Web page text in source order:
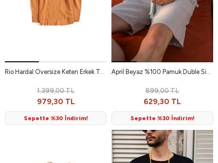
1.399,00 TL
979,30 TL
Sepette %30 İndirim!
899,00 TL
629,30 TL
Sepette %30 İndirim!